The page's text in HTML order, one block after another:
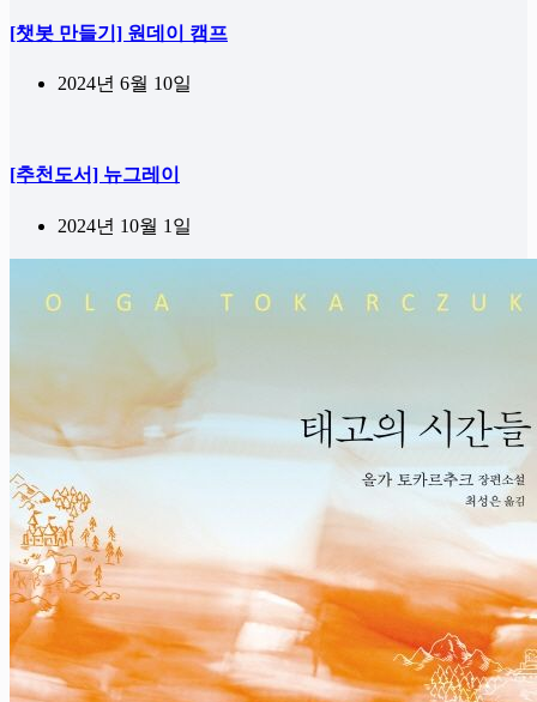
[챗봇 만들기] 원데이 캠프
2024년 6월 10일
[추천도서] 뉴그레이
2024년 10월 1일